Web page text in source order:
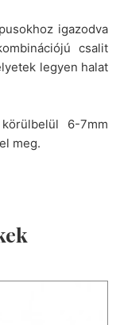
igazodva
csalit
legyen halat
6-7mm
meg.